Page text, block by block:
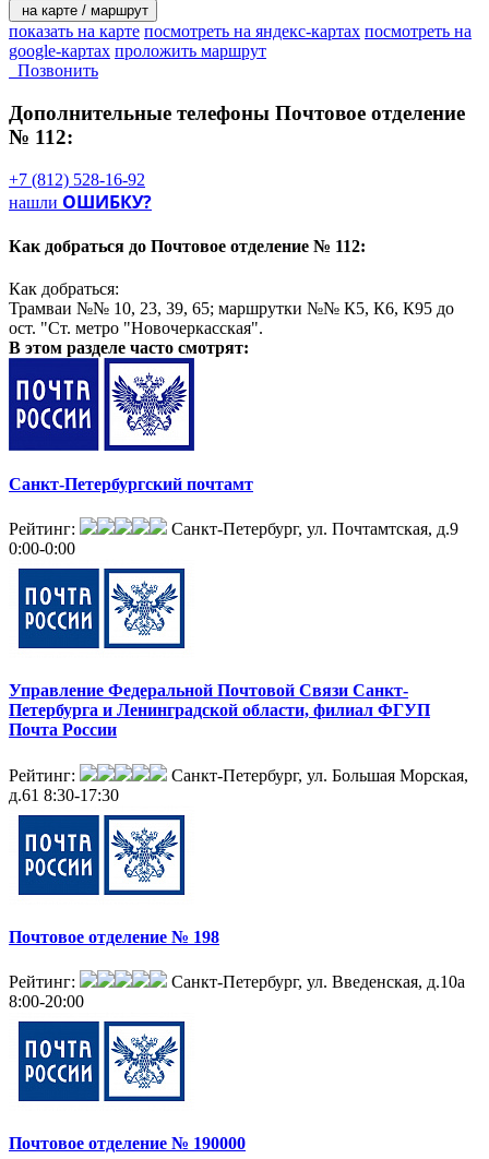
- «Почта Деда Мороза»;
- подписка на собрание сочинений книжного клуба «Терра».
Решения для бизнеса:
- денежные переводы «КиберДеньги» для корпоративных
клиентов;
материалов в отделениях почтовой связи, наружной рекламы,
распространение печатной рекламы);
- директ-мейл.
на карте / маршрут
показать на карте посмотреть на яндекс-картах посмотреть на
google-картах проложить маршрут
Позвонить
Дополнительные телефоны Почтовое отделение
№ 112:
+7 (812) 528-16-92
нашли ОШИБКУ?
Как добраться до Почтовое отделение № 112:
Как добраться:
Трамваи №№ 10, 23, 39, 65; маршрутки №№ К5, К6, К95 до
ост. "Ст. метро "Новочеркасская".
В этом разделе часто смотрят:
Санкт-Петербургский почтамт
Рейтинг:
Санкт-Петербург, ул. Почтамтская, д.9
0:00-0:00
Управление Федеральной Почтовой Связи Санкт-
Петербурга и Ленинградской области, филиал ФГУП
Почта России
Рейтинг:
Санкт-Петербург, ул. Большая Морская,
д.61 8:30-17:30
Почтовое отделение № 198
Рейтинг:
Санкт-Петербург, ул. Введенская, д.10а
8:00-20:00
Почтовое отделение № 190000